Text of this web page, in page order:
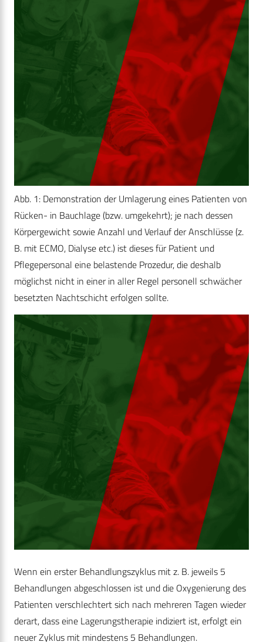
Abb. 1: Demonstration der Umlagerung eines Patienten von
Rücken- in Bauchlage (bzw. umgekehrt); je nach dessen
Körpergewicht sowie Anzahl und Verlauf der Anschlüsse (z.
B. mit ECMO, Dialyse etc.) ist dieses für Patient und
Pflegepersonal eine belastende Prozedur, die deshalb
möglichst nicht in einer in aller Regel personell schwächer
besetzten Nachtschicht erfolgen sollte.
Wenn ein erster Behandlungszyklus mit z. B. jeweils 5
Behandlungen abgeschlossen ist und die Oxygenierung des
Patienten verschlechtert sich nach mehreren Tagen wieder
derart, dass eine Lagerungstherapie indiziert ist, erfolgt ein
neuer Zyklus mit mindestens 5 Behandlungen.